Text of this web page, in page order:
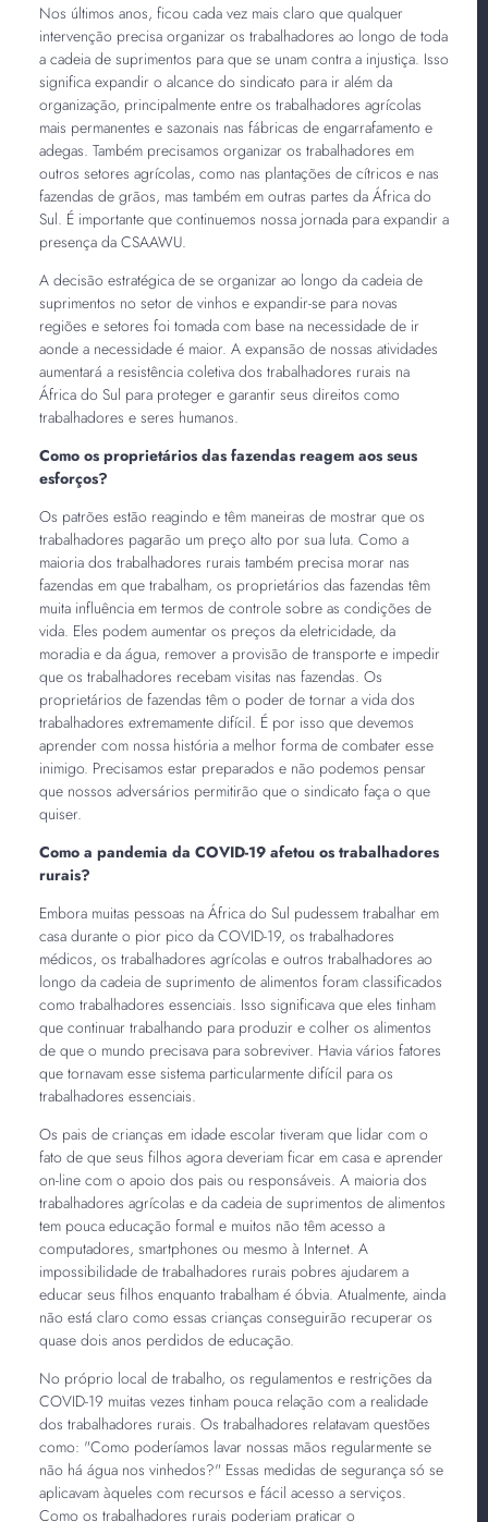
Nos últimos anos, ficou cada vez mais claro que qualquer
intervenção precisa organizar os trabalhadores ao longo de toda
a cadeia de suprimentos para que se unam contra a injustiça. Isso
significa expandir o alcance do sindicato para ir além da
organização, principalmente entre os trabalhadores agrícolas
mais permanentes e sazonais nas fábricas de engarrafamento e
adegas. Também precisamos organizar os trabalhadores em
outros setores agrícolas, como nas plantações de cítricos e nas
fazendas de grãos, mas também em outras partes da África do
Sul. É importante que continuemos nossa jornada para expandir a
presença da CSAAWU.
A decisão estratégica de se organizar ao longo da cadeia de
suprimentos no setor de vinhos e expandir-se para novas
regiões e setores foi tomada com base na necessidade de ir
aonde a necessidade é maior. A expansão de nossas atividades
aumentará a resistência coletiva dos trabalhadores rurais na
África do Sul para proteger e garantir seus direitos como
trabalhadores e seres humanos.
Como os proprietários das fazendas reagem aos seus
esforços?
Os patrões estão reagindo e têm maneiras de mostrar que os
trabalhadores pagarão um preço alto por sua luta. Como a
maioria dos trabalhadores rurais também precisa morar nas
fazendas em que trabalham, os proprietários das fazendas têm
muita influência em termos de controle sobre as condições de
vida. Eles podem aumentar os preços da eletricidade, da
moradia e da água, remover a provisão de transporte e impedir
que os trabalhadores recebam visitas nas fazendas. Os
proprietários de fazendas têm o poder de tornar a vida dos
trabalhadores extremamente difícil. É por isso que devemos
aprender com nossa história a melhor forma de combater esse
inimigo. Precisamos estar preparados e não podemos pensar
que nossos adversários permitirão que o sindicato faça o que
quiser.
Como a pandemia da COVID-19 afetou os trabalhadores
rurais?
Embora muitas pessoas na África do Sul pudessem trabalhar em
casa durante o pior pico da COVID-19, os trabalhadores
médicos, os trabalhadores agrícolas e outros trabalhadores ao
longo da cadeia de suprimento de alimentos foram classificados
como trabalhadores essenciais. Isso significava que eles tinham
que continuar trabalhando para produzir e colher os alimentos
de que o mundo precisava para sobreviver. Havia vários fatores
que tornavam esse sistema particularmente difícil para os
trabalhadores essenciais.
Os pais de crianças em idade escolar tiveram que lidar com o
fato de que seus filhos agora deveriam ficar em casa e aprender
on-line com o apoio dos pais ou responsáveis. A maioria dos
trabalhadores agrícolas e da cadeia de suprimentos de alimentos
tem pouca educação formal e muitos não têm acesso a
computadores, smartphones ou mesmo à Internet. A
impossibilidade de trabalhadores rurais pobres ajudarem a
educar seus filhos enquanto trabalham é óbvia. Atualmente, ainda
não está claro como essas crianças conseguirão recuperar os
quase dois anos perdidos de educação.
No próprio local de trabalho, os regulamentos e restrições da
COVID-19 muitas vezes tinham pouca relação com a realidade
dos trabalhadores rurais. Os trabalhadores relatavam questões
como: "Como poderíamos lavar nossas mãos regularmente se
não há água nos vinhedos?" Essas medidas de segurança só se
aplicavam àqueles com recursos e fácil acesso a serviços.
Como os trabalhadores rurais poderiam praticar o